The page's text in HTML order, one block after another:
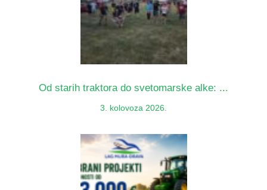
Od starih traktora do svetomarske alke: ...
3. kolovoza 2026.